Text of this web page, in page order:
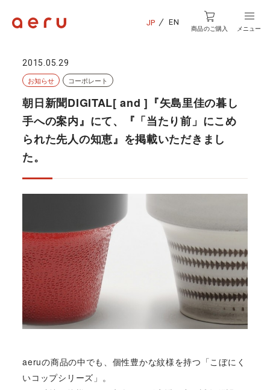
JP EN
商品のご購入 メニュー
2015.05.29
お知らせ
コーポレート
朝日新聞DIGITAL[ and ]『矢島里佳の暮し
手への案内』にて、『「当たり前」にこめ
られた先人の知恵』を掲載いただきまし
た。
aeruの商品の中でも、個性豊かな紋様を持つ「こぼにく
いコップシリーズ」。